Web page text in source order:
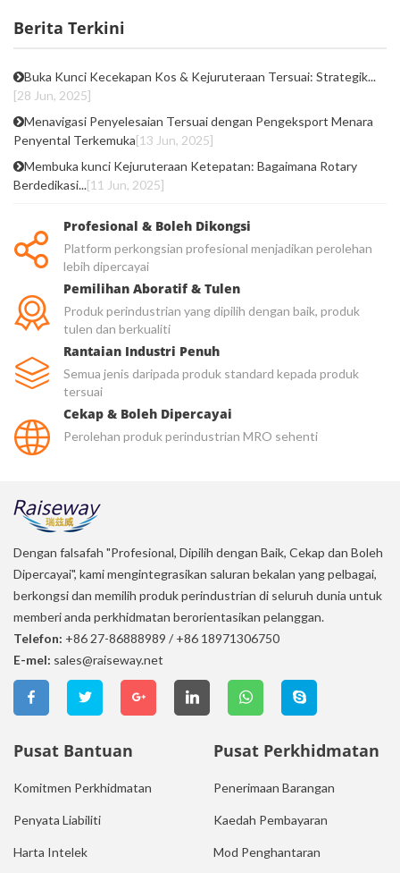
Berita Terkini
Buka Kunci Kecekapan Kos & Kejuruteraan Tersuai: Strategik...
[28 Jun, 2025]
Menavigasi Penyelesaian Tersuai dengan Pengeksport Menara
Penyental Terkemuka[13 Jun, 2025]
Membuka kunci Kejuruteraan Ketepatan: Bagaimana Rotary
Berdedikasi...[11 Jun, 2025]
Profesional & Boleh Dikongsi
Platform perkongsian profesional menjadikan perolehan
lebih dipercayai
Pemilihan Aboratif & Tulen
Produk perindustrian yang dipilih dengan baik, produk
tulen dan berkualiti
Rantaian Industri Penuh
Semua jenis daripada produk standard kepada produk
tersuai
Cekap & Boleh Dipercayai
Perolehan produk perindustrian MRO sehenti
Dengan falsafah "Profesional, Dipilih dengan Baik, Cekap dan Boleh
Dipercayai", kami mengintegrasikan saluran bekalan yang pelbagai,
berkongsi dan memilih produk perindustrian di seluruh dunia untuk
memberi anda perkhidmatan berorientasikan pelanggan.
Telefon: +86 27-86888989 / +86 18971306750
E-mel: sales@raiseway.net
Pusat Bantuan
Komitmen Perkhidmatan
Penyata Liabiliti
Harta Intelek
Pusat Perkhidmatan
Penerimaan Barangan
Kaedah Pembayaran
Mod Penghantaran